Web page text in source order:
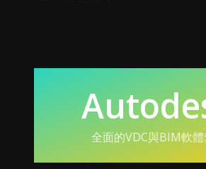
全面的VDC與BIM軟